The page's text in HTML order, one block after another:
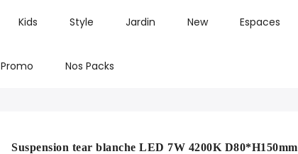
Kids Style Jardin New Espaces
Promo Nos Packs
Suspension tear blanche LED 7W 4200K D80*H150mm